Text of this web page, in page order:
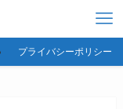
プライバシーポリシー